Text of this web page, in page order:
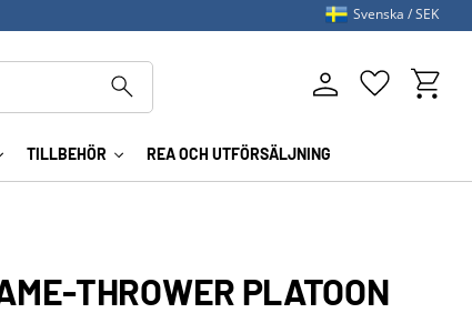
TILLBEHÖR REA OCH UTFÖRSÄLJNING
Favoriter
Svenska SEK
THROWER PLATOON